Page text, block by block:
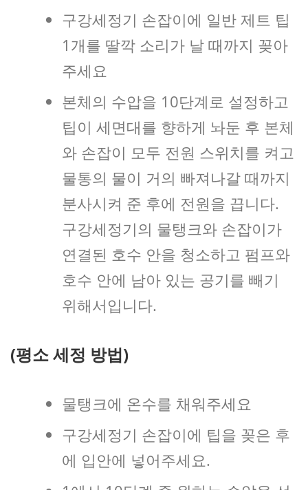
구강세정기 손잡이에 일반 제트 팁
1개를 딸깍 소리가 날 때까지 꽂아
주세요
본체의 수압을 10단계로 설정하고
팁이 세면대를 향하게 놔둔 후 본체
와 손잡이 모두 전원 스위치를 켜고
물통의 물이 거의 빠져나갈 때까지
분사시켜 준 후에 전원을 끕니다.
구강세정기의 물탱크와 손잡이가
연결된 호수 안을 청소하고 펌프와
호수 안에 남아 있는 공기를 빼기
위해서입니다.
(평소 세정 방법)
물탱크에 온수를 채워주세요
구강세정기 손잡이에 팁을 꽂은 후
에 입안에 넣어주세요.